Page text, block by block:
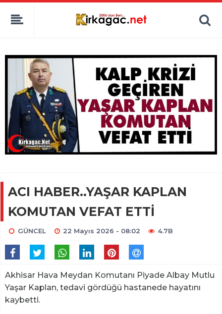
ACI HABER..YAŞAR KAPLAN
KOMUTAN VEFAT ETTİ
GÜNCEL 22 Mayıs 2026 - 08:02 4.7B
Akhisar Hava Meydan Komutanı Piyade Albay Mutlu
Yaşar Kaplan, tedavi gördüğü hastanede hayatını
kaybetti.